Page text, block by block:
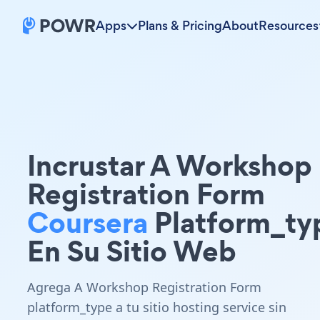
Apps Plans & PricingAboutResources
Incrustar A Workshop
Registration Form
Coursera
En Su Sitio Web
Agrega A Workshop Registration Form
platform_type a tu sitio hosting service sin